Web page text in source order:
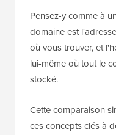
Pensez-y comme à
domaine est
où vous trouver, et
lui-même où tout le
stocké.
Cette comparaison
ces concepts clés à